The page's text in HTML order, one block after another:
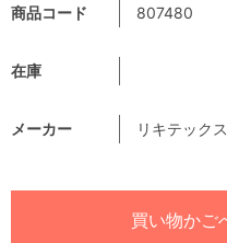
商品コード 807480
在庫
メーカー リキテックス